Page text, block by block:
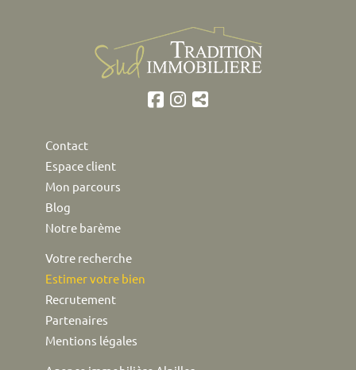
Contact
Espace client
Mon parcours
Blog
Notre barème
Votre recherche
Estimer votre bien
Recrutement
Partenaires
Mentions légales